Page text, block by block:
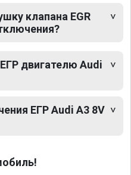
клапана EGR
двигателю Audi
ЕГР Audi A3 8V